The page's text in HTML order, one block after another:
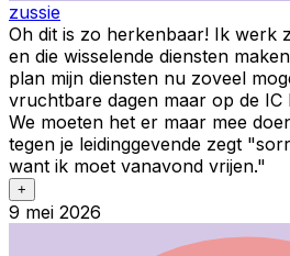
zussie
Oh dit is zo herkenbaar! Ik werk
en die wisselende diensten
plan mijn diensten nu zoveel
vruchtbare dagen maar op de IC
We moeten het er maar mee
tegen je leidinggevende zegt
want ik moet vanavond vrijen."
+
9 mei 2026